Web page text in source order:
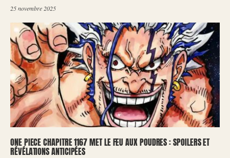
25 novembre 2025
ONE PIECE CHAPITRE 1167 MET LE FEU AUX POUDRES : SPOILERS ET
RÉVÉLATIONS ANTICIPÉES